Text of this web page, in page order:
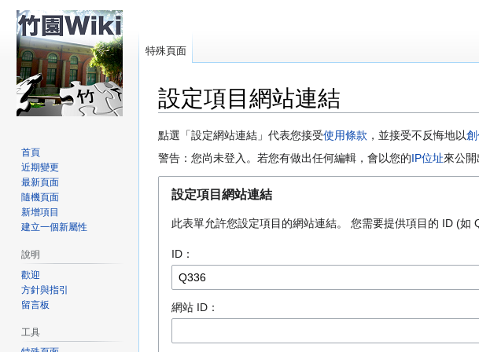
設定項目網站連結
跳
至
跳
至
點選「設定網站連結」代表您接受使用條款 ，並接受不反悔地以
警告：您尚未登入。若您有做出任何編輯，會以您的IP位址來公
設定項目網站連結
此表單允許您設定項目的網站連結。 您需要提供項目的 ID (如
ID：
網站 ID：
特殊頁面
首頁
近期變更
最新頁面
隨機頁面
新增項目
建立一個新屬性
說明
歡迎
方針與指引
留言板
工具